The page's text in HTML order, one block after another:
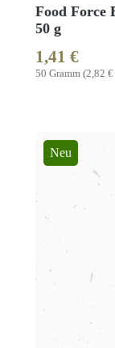
Food Force
50 g
50 Gramm (2,82
Regulärer
1,41 €
Neu